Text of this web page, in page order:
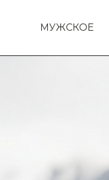
МУЖСКОЕ